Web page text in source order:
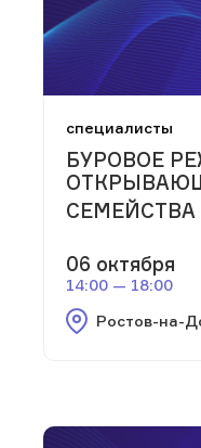
специалисты
БУРОВОЕ
СЕМЕЙСТВА
06 октября
14:00 — 18:00
Ростов-на-